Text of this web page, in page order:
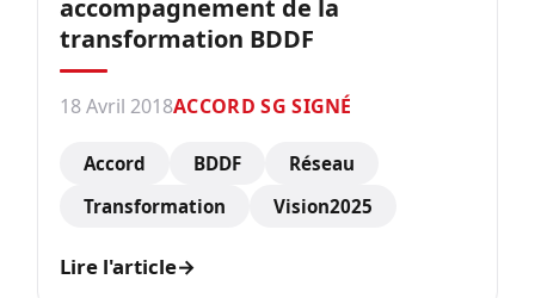
accompagnement de la
transformation BDDF
18 Avril 2018ACCORD SG SIGNÉ
Accord BDDF
Réseau
Transformation
Vision2025
Lire l'article→